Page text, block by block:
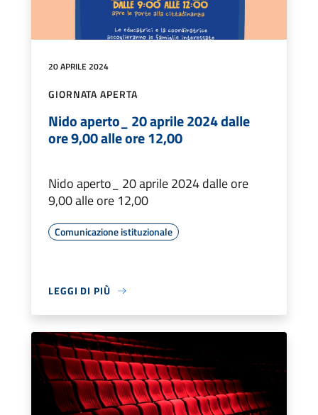
20 APRILE 2024
GIORNATA APERTA
Nido aperto_ 20 aprile 2024 dalle
ore 9,00 alle ore 12,00
Nido aperto_ 20 aprile 2024 dalle ore
9,00 alle ore 12,00
Comunicazione istituzionale
LEGGI DI PIÙ